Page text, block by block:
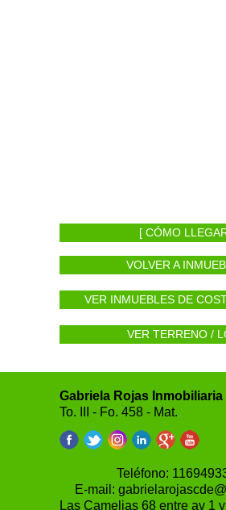
[ CÓMO
VOLVER A
VER INMUEBLES DE
VER TERRENO /
Gabriela Rojas Inmobiliaria
To. III - Fo. 458 - Mat.
Teléfono:
E-mail:
Las Camelias 68 entre av 1